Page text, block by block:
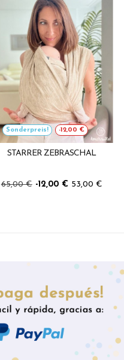
Sonderpreis! -12,00 €
STARRER ZEBRASCHAL
65,00 € -12,00 € 53,00 €